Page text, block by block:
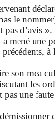
le
pas d’avis
mené une
son mea
les
pas une